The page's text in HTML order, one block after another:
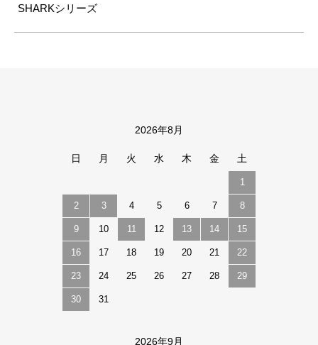
SHARKシリーズ
2026年8月
日 月 火 水 木 金 土
1
2 3 4 5 6 7 8
9 10 11 12 13 14 15
16 17 18 19 20 21 22
23 24 25 26 27 28 29
30 31
2026年9月